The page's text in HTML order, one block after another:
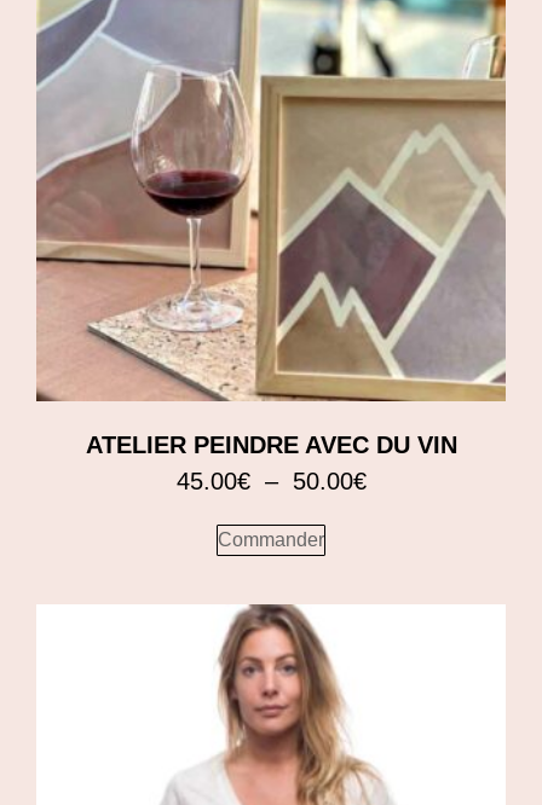
ATELIER PEINDRE AVEC DU VIN
45.00€ – 50.00€
Commander